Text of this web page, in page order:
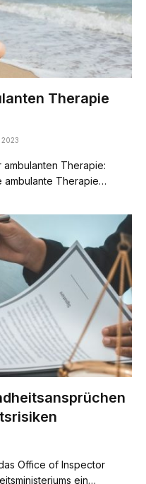
Therapie
2023
Therapie:
ambulante Therapie…
Office of Inspector
ein…